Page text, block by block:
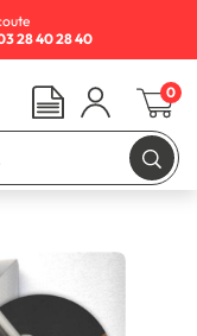
28 40 28 40
0